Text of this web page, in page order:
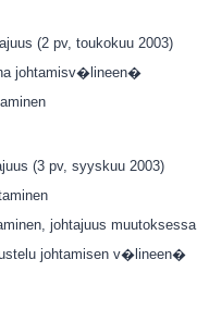
(2 pv, toukokuu 2003)
johtamisv�lineen�
(3 pv, syyskuu 2003)
johtajuus muutoksessa
johtamisen v�lineen�